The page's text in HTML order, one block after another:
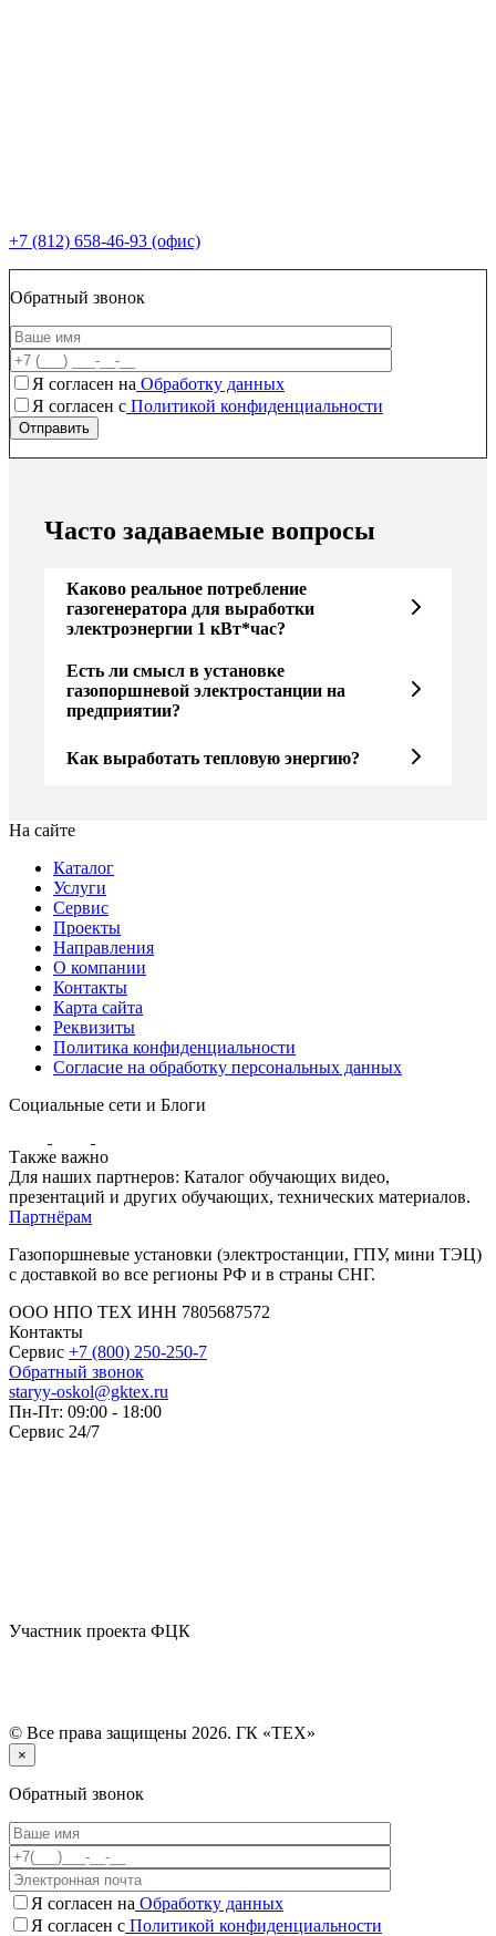
+7 (812) 658-46-93 (офис)
Обратный звонок
Я согласен на Обработку данных
Я согласен c Политикой конфиденциальности
Часто задаваемые вопросы
Каково реальное потребление
газогенератора для выработки
электроэнергии 1 кВт*час?
Есть ли смысл в установке
газопоршневой электростанции на
предприятии?
Как выработать тепловую энергию?
На сайте
Каталог
Услуги
Сервис
Проекты
Направления
О компании
Контакты
Карта сайта
Реквизиты
Политика конфиденциальности
Согласие на обработку персональных данных
Социальные сети и Блоги
Также важно
Для наших партнеров: Каталог обучающих видео,
презентаций и других обучающих, технических материалов.
Партнёрам
Газопоршневые установки (электростанции, ГПУ, мини ТЭЦ)
с доставкой во все регионы РФ и в страны СНГ.
ООО НПО ТЕХ ИНН 7805687572
Контакты
Сервис +7 (800) 250-250-7
Обратный звонок
staryy-oskol@gktex.ru
Пн-Пт: 09:00 - 18:00
Сервис 24/7
Участник проекта ФЦК
© Все права защищены 2026. ГК «ТЕХ»
×
Обратный звонок
Я согласен на Обработку данных
Я согласен с Политикой конфиденциальности